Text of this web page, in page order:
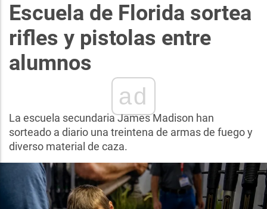
Escuela de Florida sortea
rifles y pistolas entre
alumnos
ad
La escuela secundaria James Madison han
sorteado a diario una treintena de armas de fuego y
diverso material de caza.